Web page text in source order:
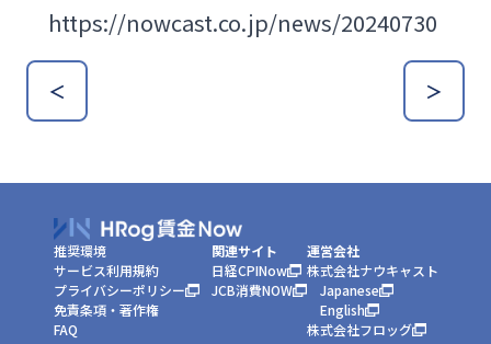
https://nowcast.co.jp/news/20240730
＜ ＞
推奨環境
サービス利用規約
プライバシーポリシー
免責条項・著作権
FAQ
関連サイト
日経CPINow
JCB消費NOW
運営会社
株式会社ナウキャスト
Japanese
English
株式会社フロッグ